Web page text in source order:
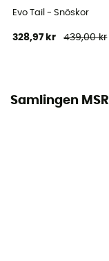
Evo Tail - Snöskor
328,97 kr 439,00 kr
Samlingen MSR